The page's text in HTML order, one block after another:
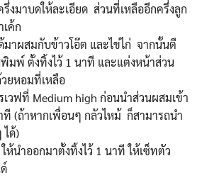
งมาบดให้ละเอียด ส่วนที่เหลืออีกครึ่งลูก
เค้ก
าผสมกับข้าวโอ๊ต และไข่ไก่ จากนั้นตี
พิมพ์ ตั้งทิ้งไว้ 1 นาที และแต่งหน้าส่วน
ยหอมที่เหลือ
เวฟที่ Medium high ก่อนนำส่วนผสมเข้า
ที (ถ้าหากเพื่อนๆ กลัวไหม้ ก็สามารถนำ
ได้)
ห้นำออกมาตั้งทิ้งไว้ 1 นาที ให้เซ็ทตัว